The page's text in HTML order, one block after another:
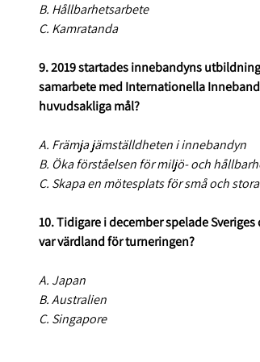
B. Hållbarhetsarbete
C. Kamratanda
9. 2019 startades innebandyns
samarbete med Internationella
huvudsakliga mål?
A. Främja jämställdheten i innebandyn
B. Öka förståelsen för miljö- och
C. Skapa en mötesplats för små och stora
10. Tidigare i december spelade
var värdland för turneringen?
A. Japan
B. Australien
C. Singapore